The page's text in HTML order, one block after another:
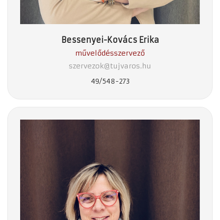
Bessenyei-Kovács Erika
művelődésszervező
szervezok@tujvaros.hu
49/548-273